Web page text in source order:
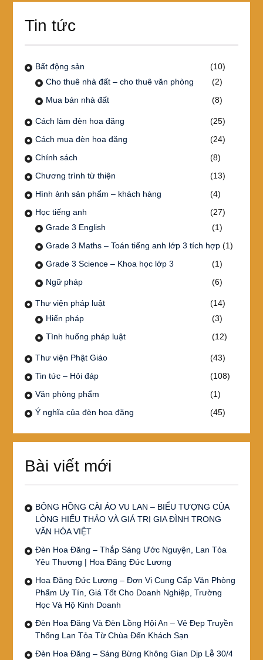
Tin tức
Bất động sản
(10)
Cho thuê nhà đất – cho thuê văn phòng
(2)
Mua bán nhà đất
(8)
Cách làm đèn hoa đăng
(25)
Cách mua đèn hoa đăng
(24)
Chính sách
(8)
Chương trình từ thiện
(13)
Hình ảnh sản phẩm – khách hàng
(4)
Học tiếng anh
(27)
Grade 3 English
(1)
Grade 3 Maths – Toán tiếng anh lớp 3 tích hợp(1)
Grade 3 Science – Khoa học lớp 3
(1)
Ngữ pháp
(6)
Thư viện pháp luật
(14)
Hiến pháp
(3)
Tình huống pháp luật
(12)
Thư viện Phật Giáo
(43)
Tin tức – Hỏi đáp
(108)
Văn phòng phẩm
(1)
Ý nghĩa của đèn hoa đăng
(45)
Bài viết mới
BÔNG HỒNG CÀI ÁO VU LAN – BIỂU TƯỢNG CỦA
LÒNG HIẾU THẢO VÀ GIÁ TRỊ GIA ĐÌNH TRONG
VĂN HÓA VIỆT
Đèn Hoa Đăng – Thắp Sáng Ước Nguyện, Lan Tỏa
Yêu Thương | Hoa Đăng Đức Lương
Hoa Đăng Đức Lương – Đơn Vị Cung Cấp Văn Phòng
Phẩm Uy Tín, Giá Tốt Cho Doanh Nghiệp, Trường
Học Và Hộ Kinh Doanh
Đèn Hoa Đăng Và Đèn Lồng Hội An – Vẻ Đẹp Truyền
Thống Lan Tỏa Từ Chùa Đến Khách Sạn
Đèn Hoa Đăng – Sáng Bừng Không Gian Dịp Lễ 30/4